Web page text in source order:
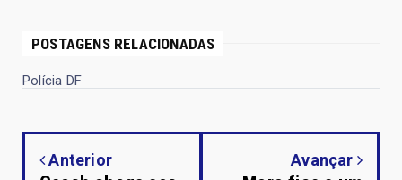
POSTAGENS RELACIONADAS
Polícia DF
Anterior Avançar